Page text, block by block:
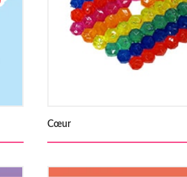
Cœur